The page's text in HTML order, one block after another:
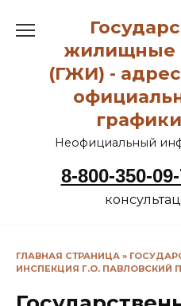
содержаниюжилищные
(ГЖИ) -
Неофициальный
8-800-350-
ГЛАВНАЯ СТРАНИЦА »
ИНСПЕКЦИЯ Г.О. ПАВЛОВСКИЙ